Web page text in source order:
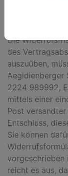
Sie haben das
Angabe von
Die
des
auszuüben,
Aegidienberger
2224 989992,
mittels einer
Post
Entschluss,
Sie können
vorgeschrieben
reicht es aus,